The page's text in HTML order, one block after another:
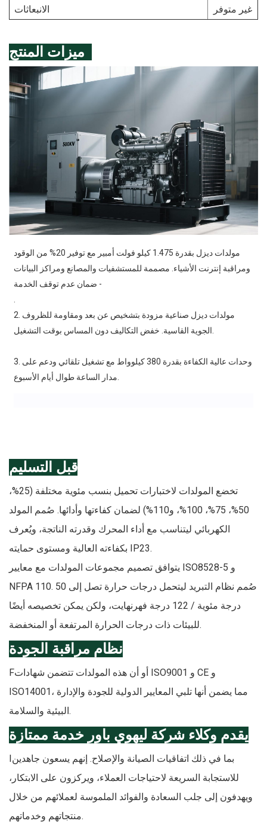
الانبعاثات غير متوفر
ميزات المنتج
مولدات ديزل بقدرة 1.475 كيلو فولت أمبير مع توفير 20% من الوقود
ومراقبة إنترنت الأشياء. مصممة للمستشفيات والمصانع ومراكز البيانات
- ضمان عدم توقف الخدمة
2. مولدات ديزل صناعية مزودة بتشخيص عن بعد ومقاومة للظروف
الجوية القاسية.
3. وحدات عالية الكفاءة بقدرة 380 كيلوواط مع تشغيل تلقائي ودعم على
قبل التسليم
تخضع المولدات لاختبارات تحميل بنسب مئوية مختلفة (25%،
50%، 75%، 100%، و110%) لضمان كفاءتها وأدائها. صُمم المولد
الكهربائي ليتناسب مع أداء المحرك وقدرته الناتجة، ويُعرف
بكفاءته العالية ومستوى حمايته IP23.
يتوافق تصميم مجموعات المولدات مع معايير ISO8528-5 و
NFPA 110. صُمم نظام التبريد ليتحمل درجات حرارة تصل إلى 50
درجة مئوية / 122 درجة فهرنهايت، ولكن يمكن تخصيصه أيضًا
للبيئات ذات درجات الحرارة المرتفعة أو المنخفضة.
نظام مراقبة الجودة
Fأو أن هذه المولدات تتضمن شهادات ISO9001 و CE و
ISO14001، مما يضمن أنها تلبي المعايير الدولية للجودة والإدارة
البيئية والسلامة.
يقدم وكلاء شركة ليهوي باور خدمة ممتازة
Iبما في ذلك اتفاقيات الصيانة والإصلاح. إنهم يسعون جاهدين
للاستجابة السريعة لاحتياجات العملاء، ويركزون على الابتكار،
ويهدفون إلى جلب السعادة والفوائد الملموسة لعملائهم من خلال
منتجاتهم وخدماتهم.